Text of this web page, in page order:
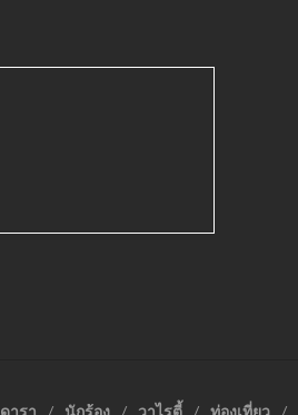
ดารา นักร้อง วาไรตี้ ท่องเที่ยว